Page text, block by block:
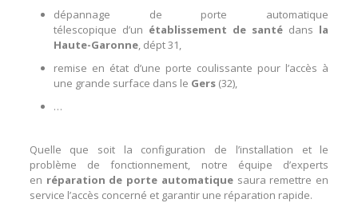
dépannage de porte automatique
télescopique d’un établissement de santé dans la
Haute-Garonne, dépt31,
remise en état d’une porte coulissante pour l’accès à
une grande surface dans le Gers(32),
…
Quelle que soit la configuration de l’installation et le
problème de fonctionnement, notre équipe d’experts
en réparation de porte automatiquesaura remettre en
service l’accès concerné et garantir une réparation rapide.